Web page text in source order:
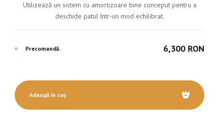
Utilizează un sistem cu amortizoare bine conceput pentru a
deschide patul într-un mod echilibrat.
Precomandă. 6,300 RON
Adaugă în coș